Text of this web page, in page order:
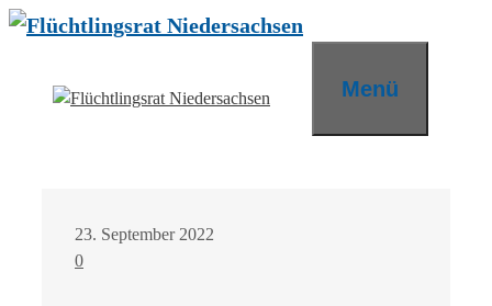
Zum
Menü
23. September 2022
0